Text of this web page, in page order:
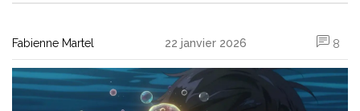
Fabienne Martel 22 janvier 2026 8